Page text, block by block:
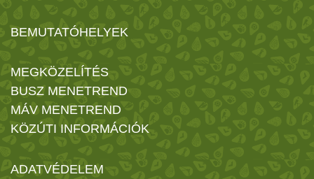
BEMUTATÓHELYEK
MEGKÖZELÍTÉS
BUSZ MENETREND
MÁV MENETREND
KÖZÚTI INFORMÁCIÓK
ADATVÉDELEM